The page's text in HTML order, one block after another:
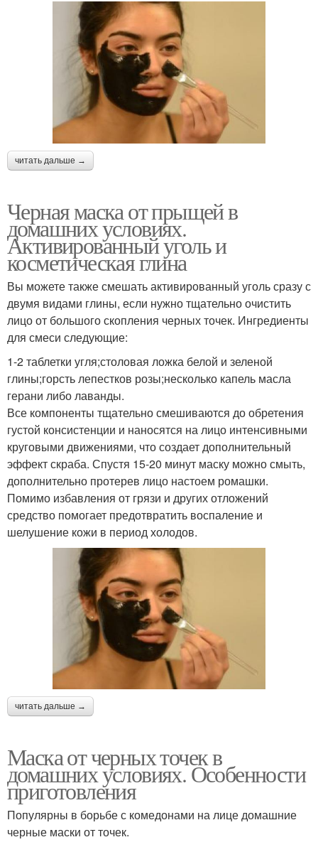
читать дальше →
Черная маска от прыщей в
домашних условиях.
Активированный уголь и
косметическая глина
Вы можете также смешать активированный уголь сразу с
двумя видами глины, если нужно тщательно очистить
лицо от большого скопления черных точек. Ингредиенты
для смеси следующие:
1-2 таблетки угля;столовая ложка белой и зеленой
глины;горсть лепестков розы;несколько капель масла
герани либо лаванды.
Все компоненты тщательно смешиваются до обретения
густой консистенции и наносятся на лицо интенсивными
круговыми движениями, что создает дополнительный
эффект скраба. Спустя 15-20 минут маску можно смыть,
дополнительно протерев лицо настоем ромашки.
Помимо избавления от грязи и других отложений
средство помогает предотвратить воспаление и
шелушение кожи в период холодов.
читать дальше →
Маска от черных точек в
домашних условиях. Особенности
приготовления
Популярны в борьбе с комедонами на лице домашние
черные маски от точек.